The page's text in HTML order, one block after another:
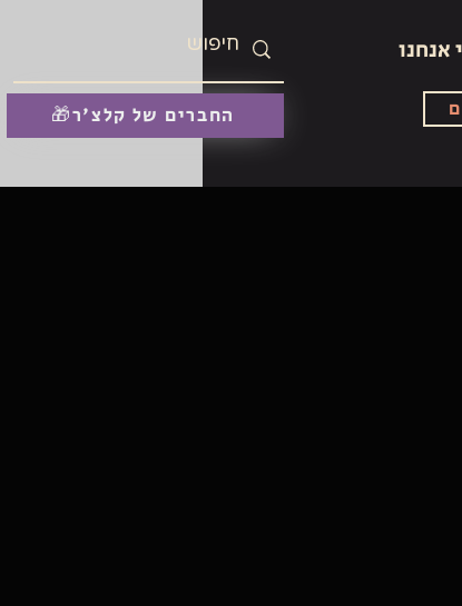
🎁החברים של קלצ'ר
אנחנו